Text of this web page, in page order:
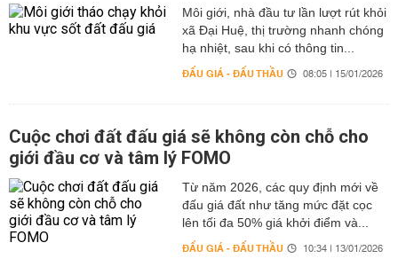
Môi giới, nhà đầu tư lần lượt rút khỏi
xã Đại Huệ, thị trường nhanh chóng
hạ nhiệt, sau khi có thông tin...
ĐẤU GIÁ - ĐẤU THẦU 08:05 | 15/01/2026
Cuộc chơi đất đấu giá sẽ không còn chỗ cho
giới đầu cơ và tâm lý FOMO
Từ năm 2026, các quy định mới về
đấu giá đất như tăng mức đặt cọc
lên tối đa 50% giá khởi điểm và...
ĐẤU GIÁ - ĐẤU THẦU 10:34 | 13/01/2026